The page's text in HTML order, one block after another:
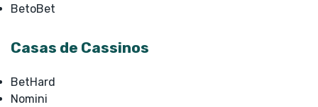
BetoBet
Casas de Cassinos
BetHard
Nomini